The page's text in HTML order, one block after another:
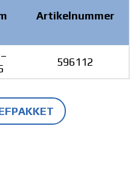
Artikelnummer
596112